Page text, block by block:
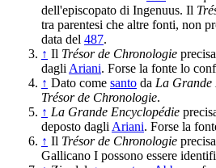
dell'episcopato di Ingenuus. Il
tra parentesi che altre fonti, non
data del 487.
↑ Il Trésor de Chronologie
dagliAriani. Forse la fonte lo
↑ Dato come santo da La Grande
Trésor de Chronologie.
↑ La Grande Encyclopédie
deposto dagliAriani. Forse la
↑ Il Trésor de Chronologie
Gallicano I possono essere